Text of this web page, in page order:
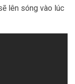
lên sóng vào lúc